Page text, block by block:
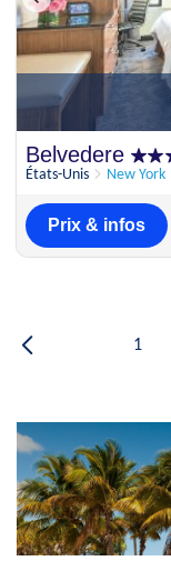
Belvedere
États-Unis New York
Prix & infos
1